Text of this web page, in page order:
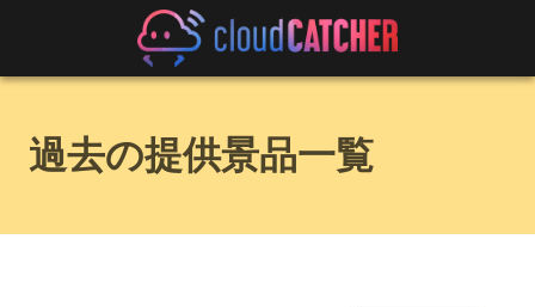
過去の提供景品一覧